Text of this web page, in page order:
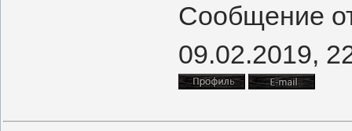
Сообщение
09.02.2019,